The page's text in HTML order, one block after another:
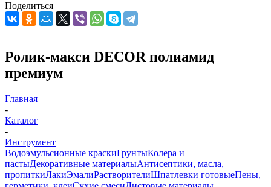
Поделиться
Ролик-макси DECOR полиамид
премиум
Главная
-
Каталог
-
Инструмент
Водоэмульсионные краскиГрунтыКолера и
пастыДекоративные материалыАнтисептики, масла,
пропиткиЛакиЭмалиРастворителиШпатлевки готовыеПены,